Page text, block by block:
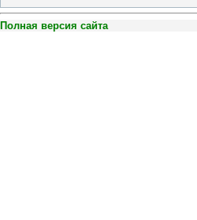
Полная версия сайта